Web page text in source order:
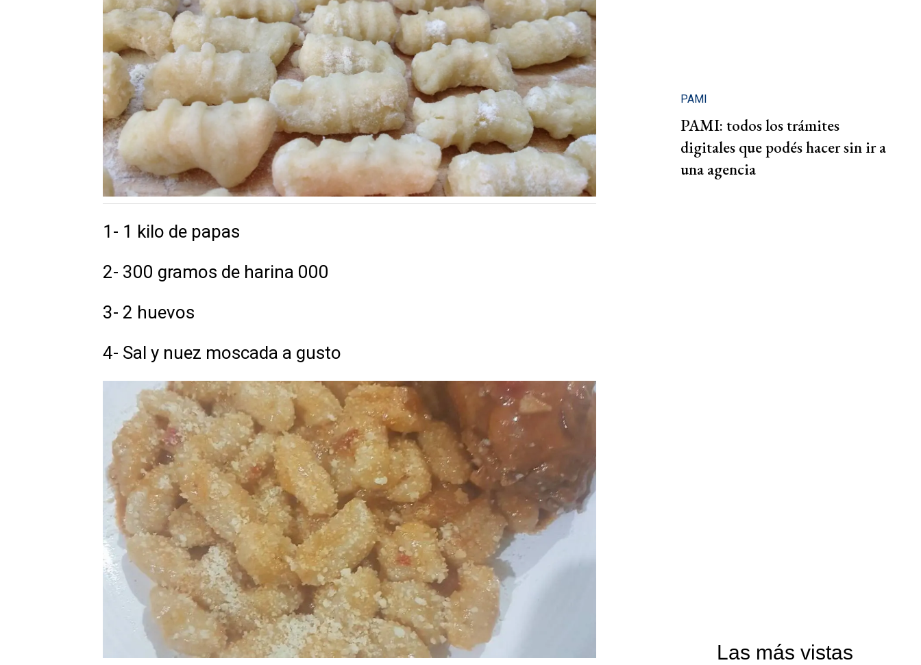
1- 1 kilo de papas
2- 300 gramos de harina 000
3- 2 huevos
4- Sal y nuez moscada a gusto
PAMI
PAMI: todos los trámites
digitales que podés hacer sin ir a
una agencia
Las más vistas